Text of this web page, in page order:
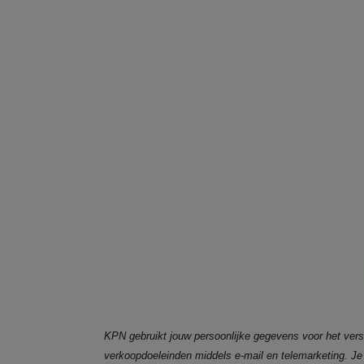
KPN gebruikt jouw persoonlijke gegevens voor het
verkoopdoeleinden middels e-mail en telemarketing.